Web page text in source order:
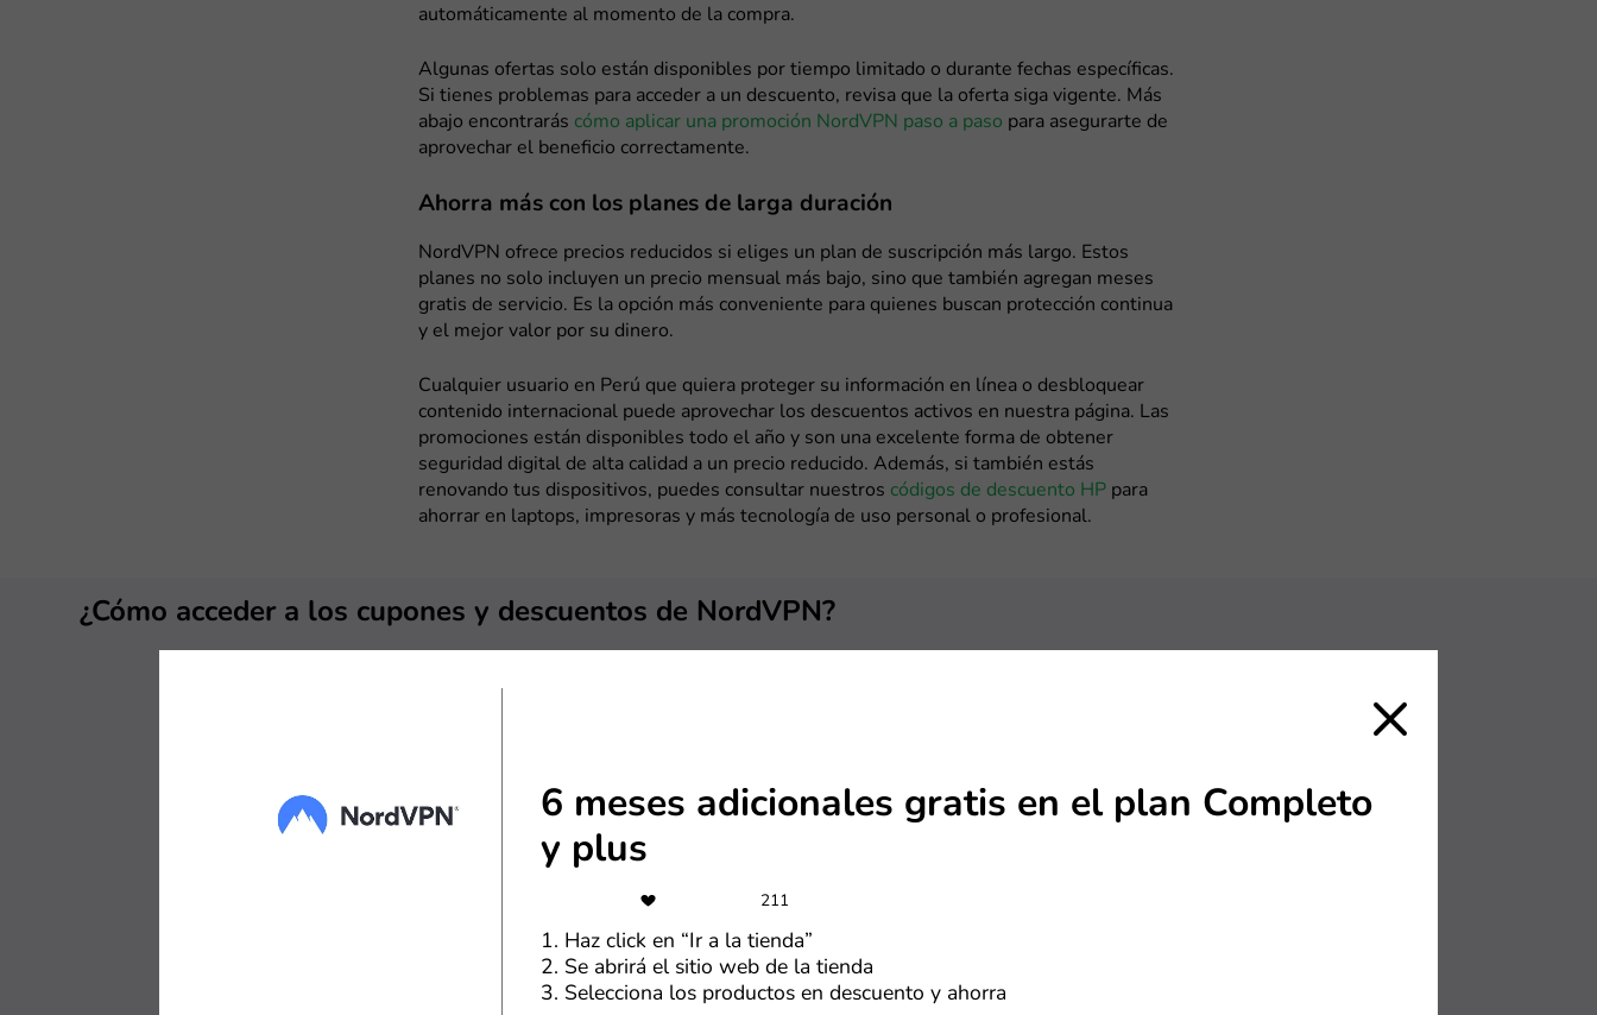
automáticamente al momento de la compra.
Algunas ofertas solo están disponibles por tiempo limitado o durante fechas específicas.
Si tienes problemas para acceder a un descuento, revisa que la oferta siga vigente. Más
abajo encontrarás cómo aplicar una promoción NordVPN paso a paso para asegurarte de
aprovechar el beneficio correctamente.
Ahorra más con los planes de larga duración
NordVPN ofrece precios reducidos si eliges un plan de suscripción más largo. Estos
planes no solo incluyen un precio mensual más bajo, sino que también agregan meses
gratis de servicio. Es la opción más conveniente para quienes buscan protección continua
y el mejor valor por su dinero.
Cualquier usuario en Perú que quiera proteger su información en línea o desbloquear
contenido internacional puede aprovechar los descuentos activos en nuestra página. Las
promociones están disponibles todo el año y son una excelente forma de obtener
seguridad digital de alta calidad a un precio reducido. Además, si también estás
renovando tus dispositivos, puedes consultar nuestros códigos de descuento HP para
ahorrar en laptops, impresoras y más tecnología de uso personal o profesional.
¿Cómo acceder a los cupones y descuentos de NordVPN?
podrás encontrar dos formas de hacerlo: con cupones y con ofertas. Primero, te
1. Elige tu cupón favorito
Al hacer clic en la tienda de NordVPN de nuestro sitio web, encontrarás una variedad de
cupones, que están ubicados en la parte superior de esta página. Revisa cada uno y
selecciona en “Ver cupón” en el que mejor se adapte a tus necesidades.
6 meses adicionales gratis en el plan Completo
y plus
211
1. Haz click en “Ir a la tienda”
2. Se abrirá el sitio web de la tienda
3. Selecciona los productos en descuento y ahorra